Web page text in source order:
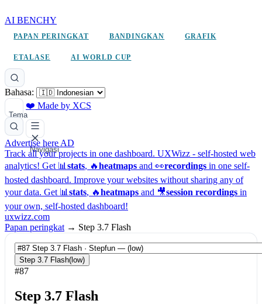
AI BENCHY
PAPAN PERINGKAT BANDINGKAN GRAFIK
ETALASE AI WORLD CUP
Bahasa:
Tema
❤️ Made by XCS
Navigasi
Advertise here AD
Track all your projects in one dashboard. UXWizz - self-hosted web
analytics! Get 📊 stats, 🔥heatmaps and 👀recordings in one self-
hosted dashboard. Improve your websites without sharing any of
your data. Get 📊 stats, 🔥heatmaps and 🎥session recordings in
your own, self-hosted dashboard!
uxwizz.com
Papan peringkat → Step 3.7 Flash
Step 3.7 Flash(low)
#87
Step 3.7 Flash